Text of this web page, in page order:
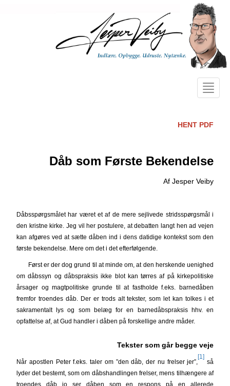
Toggle
HENT PDF
Dåb som Første Bekendelse
Af Jesper Veiby
Dåbsspørgsmålet har været et af de mere sejlivede stridsspørgsmål i
den kristne kirke. Jeg vil her postulere, at debatten langt hen ad vejen
kan afgøres ved at sætte dåben ind i dens datidige kontekst som den
første bekendelse. Mere om det i det efterfølgende.
Først er der dog grund til at minde om, at den herskende uenighed
om dåbssyn og dåbspraksis ikke blot kan tørres af på kirkepolitiske
årsager og magtpolitiske grunde til at fastholde f.eks. barnedåben
fremfor troendes dåb. Der er trods alt tekster, som let kan tolkes i et
sakramentalt lys og som belæg for en barnedåbspraksis hhv. en
opfattelse af, at Gud handler i dåben på forskellige andre måder.
Tekster som går begge veje
Når apostlen Peter f.eks. taler om ”den dåb, der nu frelser jer”,
[1]
så
lyder det bestemt, som om dåbshandlingen frelser, mens tilhængere af
troendes dåb jo ser dåben som en respons på en allerede